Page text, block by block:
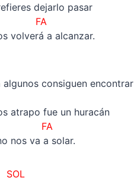
dejarlo pasar
volverá a alcanzar.
consiguen encontrar
atrapo fue un huracán
nos va a solar.